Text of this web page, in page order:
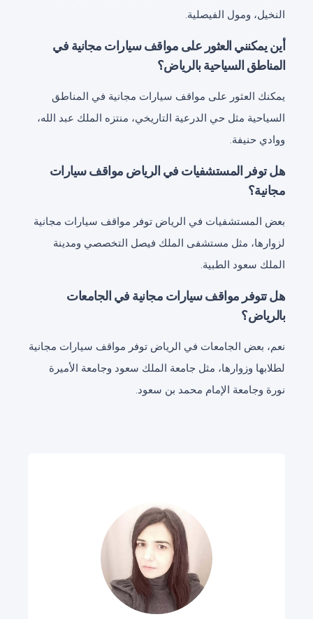
النخيل، ومول الفيصلية.
أين يمكنني العثور على مواقف سيارات مجانية في
المناطق السياحية بالرياض؟
يمكنك العثور على مواقف سيارات مجانية في المناطق
السياحية مثل حي الدرعية التاريخي، منتزه الملك عبد الله،
ووادي حنيفة.
هل توفر المستشفيات في الرياض مواقف سيارات
مجانية؟
بعض المستشفيات في الرياض توفر مواقف سيارات مجانية
لزوارها، مثل مستشفى الملك فيصل التخصصي ومدينة
الملك سعود الطبية.
هل تتوفر مواقف سيارات مجانية في الجامعات
بالرياض؟
نعم، بعض الجامعات في الرياض توفر مواقف سيارات مجانية
لطلابها وزوارها، مثل جامعة الملك سعود وجامعة الأميرة
نورة وجامعة الإمام محمد بن سعود.